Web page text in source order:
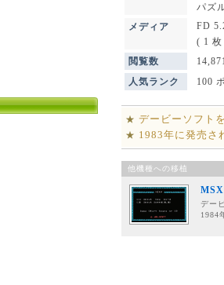
パズ
メディア
FD
( 1 枚
閲覧数
人気ランク
100
★ デービーソフト
★ 1983年に発売さ
他機種への移植
MSX
デー
1984